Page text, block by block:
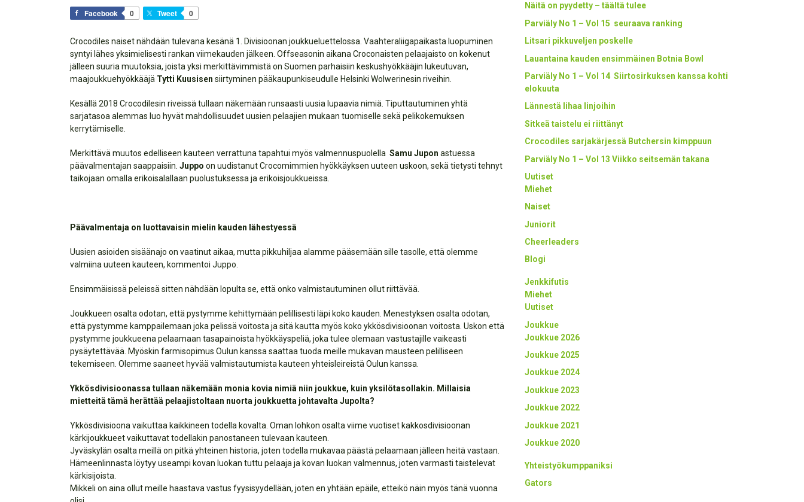
Facebook 0 Tweet 0
Crocodiles naiset nähdään tulevana kesänä 1. Divisioonan joukkueluettelossa. Vaahteraliigapaikasta luopuminen
syntyi lähes yksimielisesti rankan viimekauden jälkeen. Offseasonin aikana Croconaisten pelaajaisto on kokenut
jälleen suuria muutoksia, joista yksi merkittävimmistä on Suomen parhaisiin keskushyökkääjin lukeutuvan,
maajoukkuehyökkääjä Tytti Kuusisen siirtyminen pääkaupunkiseudulle Helsinki Wolwerinesin riveihin.
Kesällä 2018 Crocodilesin riveissä tullaan näkemään runsaasti uusia lupaavia nimiä. Tiputtautuminen yhtä
sarjatasoa alemmas luo hyvät mahdollisuudet uusien pelaajien mukaan tuomiselle sekä pelikokemuksen
kerrytämiselle.
Merkittävä muutos edelliseen kauteen verrattuna tapahtui myös valmennuspuolella Samu Jupon astuessa
päävalmentajan saappaisiin. Juppo on uudistanut Crocomimmien hyökkäyksen uuteen uskoon, sekä tietysti tehnyt
taikojaan omalla erikoisalallaan puolustuksessa ja erikoisjoukkueissa.
Päävalmentaja on luottavaisin mielin kauden lähestyessä
Uusien asioiden sisäänajo on vaatinut aikaa, mutta pikkuhiljaa alamme pääsemään sille tasolle, että olemme
valmiina uuteen kauteen, kommentoi Juppo.
Ensimmäisissä peleissä sitten nähdään lopulta se, että onko valmistautuminen ollut riittävää.
Joukkueen osalta odotan, että pystymme kehittymään pelillisesti läpi koko kauden. Menestyksen osalta odotan,
että pystymme kamppailemaan joka pelissä voitosta ja sitä kautta myös koko ykkösdivisioonan voitosta. Uskon että
pystymme joukkueena pelaamaan tasapainoista hyökkäyspeliä, joka tulee olemaan vastustajille vaikeasti
pysäytettävää. Myöskin farmisopimus Oulun kanssa saattaa tuoda meille mukavan mausteen pelilliseen
tekemiseen. Olemme saaneet hyvää valmistautumista kauteen yhteisleireistä Oulun kanssa.
Ykkösdivisioonassa tullaan näkemään monia kovia nimiä niin joukkue, kuin yksilötasollakin. Millaisia
mietteitä tämä herättää pelaajistoltaan nuorta joukkuetta johtavalta Jupolta?
Ykkösdivisioona vaikuttaa kaikkineen todella kovalta. Oman lohkon osalta viime vuotiset kakkosdivisioonan
kärkijoukkueet vaikuttavat todellakin panostaneen tulevaan kauteen.
Jyväskylän osalta meillä on pitkä yhteinen historia, joten todella mukavaa päästä pelaamaan jälleen heitä vastaan.
Hämeenlinnasta löytyy useampi kovan luokan tuttu pelaaja ja kovan luokan valmennus, joten varmasti taistelevat
kärkisijoista.
Mikkeli on aina ollut meille haastava vastus fyysisyydellään, joten en yhtään epäile, etteikö näin myös tänä vuonna
Näitä on pyydetty – täältä tulee
Parviäly No 1 – Vol 15 seuraava ranking
Litsari pikkuveljen poskelle
Lauantaina kauden ensimmäinen Botnia Bowl
Parviäly No 1 – Vol 14 Siirtosirkuksen kanssa kohti
elokuuta
Lännestä lihaa linjoihin
Sitkeä taistelu ei riittänyt
Crocodiles sarjakärjessä Butchersin kimppuun
Parviäly No 1 – Vol 13 Viikko seitsemän takana
Uutiset
Miehet
Naiset
Juniorit
Cheerleaders
Blogi
Jenkkifutis
Miehet
Uutiset
Joukkue
Joukkue 2026
Joukkue 2025
Joukkue 2024
Joukkue 2023
Joukkue 2022
Joukkue 2021
Joukkue 2020
Yhteistyökumppaniksi
Gators